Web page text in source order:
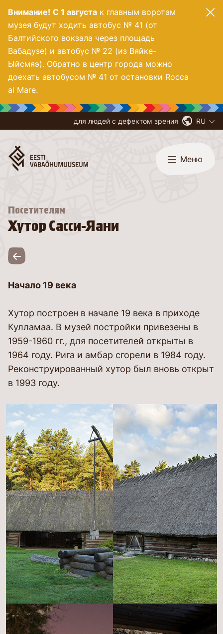
Внимание! С 1 августа к главным воротам
музея будут ходить автобус № 41 (от
Балтийского вокзала через площадь
Вабадузе) и автобус № 22 (из Вяйке-
Ыйсмяэ). Обратно в центр города можно
доехать автобусом № 41 от остановки Rocca
al Mare.
для людей с дефектом зрения RU
Меню
Посетителям
Хутор Сасси-Яани
Начало 19 века
Хутор построен в начале 19 века в приходе
Кулламаа. В музей постройки привезены в
1959-1960 гг., для посетителей открыты в
1964 году. Рига и амбар сгорели в 1984 году.
Реконструированный хутор был вновь открыт
в 1993 году.